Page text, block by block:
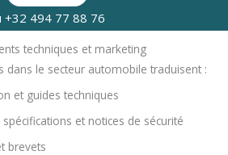
+32 494 77 88 76
techniques et marketing
dans le secteur automobile traduisent :
et guides techniques
spécifications et notices de sécurité
brevets